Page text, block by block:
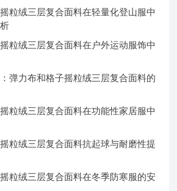
粒绒三层复合面料在轻量化登山服中
粒绒三层复合面料在户外运动服饰中
弹力布和格子摇粒绒三层复合面料的
粒绒三层复合面料在功能性家居服中
粒绒三层复合面料抗起球与耐磨性提
粒绒三层复合面料在冬季防寒服的安